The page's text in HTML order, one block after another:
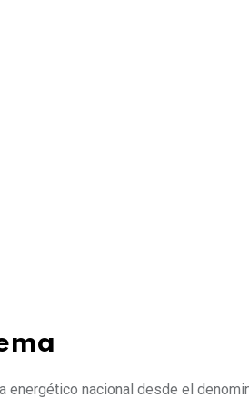
energético nacional desde el